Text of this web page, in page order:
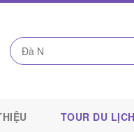
TOUR DU LỊCH